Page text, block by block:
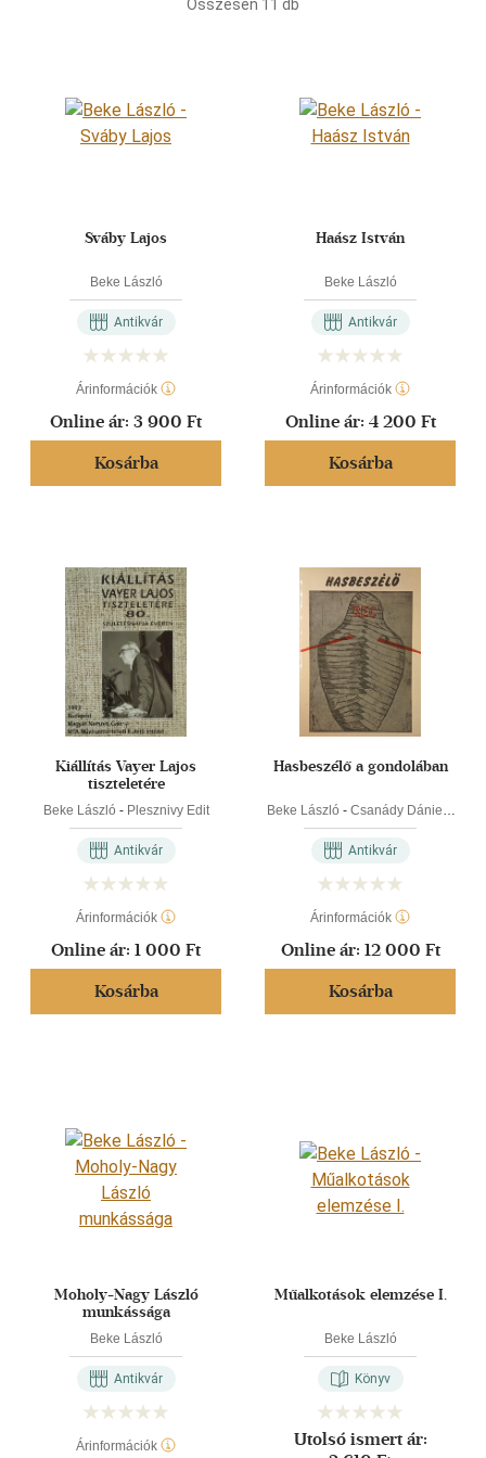
Összesen 11 db
Sváby Lajos
Beke László
Antikvár
Árinformációk
Online ár: 3 900 Ft
Kosárba
Haász István
Beke László
Antikvár
Árinformációk
Online ár: 4 200 Ft
Kosárba
Kiállítás Vayer Lajos
tiszteletére
Beke László - Plesznivy Edit
Antikvár
Árinformációk
Online ár: 1 000 Ft
Kosárba
Hasbeszélő a gondolában
Beke László - Csanády Dániel-
Szőke Annamária
Antikvár
Árinformációk
Online ár: 12 000 Ft
Kosárba
Moholy-Nagy László
munkássága
Beke László
Antikvár
Árinformációk
Műalkotások elemzése I.
Beke László
Könyv
Utolsó ismert ár: